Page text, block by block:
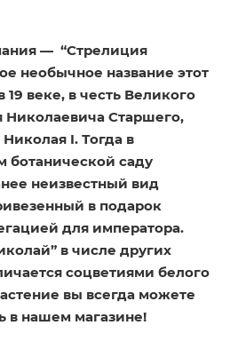
— “Стрелиция
необычное название этот
19 веке, в честь Великого
Николаевича Старшего,
I. Тогда в
ботанической саду
неизвестный вид
в подарок
для императора.
в числе других
соцветиями белого
вы всегда можете
в нашем магазине!